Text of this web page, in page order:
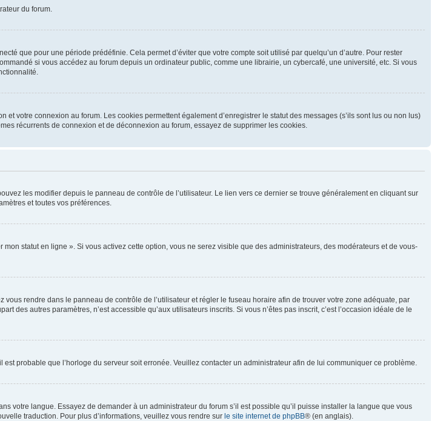
du forum.
que pour une période prédéfinie. Cela permet d’éviter que votre compte soit utilisé par quelqu’un d’autre. Pour rester
si vous accédez au forum depuis un ordinateur public, comme une librairie, un cybercafé, une université, etc. Si vous
votre connexion au forum. Les cookies permettent également d’enregistrer le statut des messages (s’ils sont lus ou non lus)
récurrents de connexion et de déconnexion au forum, essayez de supprimer les cookies.
les modifier depuis le panneau de contrôle de l’utilisateur. Le lien vers ce dernier se trouve généralement en cliquant sur
et toutes vos préférences.
statut en ligne ». Si vous activez cette option, vous ne serez visible que des administrateurs, des modérateurs et de vous-
rendre dans le panneau de contrôle de l’utilisateur et régler le fuseau horaire afin de trouver votre zone adéquate, par
des autres paramètres, n’est accessible qu’aux utilisateurs inscrits. Si vous n’êtes pas inscrit, c’est l’occasion idéale de le
probable que l’horloge du serveur soit erronée. Veuillez contacter un administrateur afin de lui communiquer ce problème.
votre langue. Essayez de demander à un administrateur du forum s’il est possible qu’il puisse installer la langue que vous
traduction. Pour plus d’informations, veuillez vous rendre sur le site internet de phpBB® (en anglais).